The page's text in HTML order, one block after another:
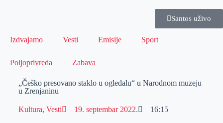
Santos uživo
Izdvajamo Vesti Emisije Sport
Poljoprivreda Zabava
„Češko presovano staklo u ogledalu“ u Narodnom muzeju
u Zrenjaninu
Kultura, Vesti 19. septembar 2022. 16:15